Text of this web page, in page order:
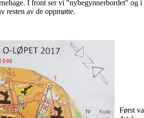
I front ser vi "nybegynnerbordet" og i
resten av de oppmøtte.
Først